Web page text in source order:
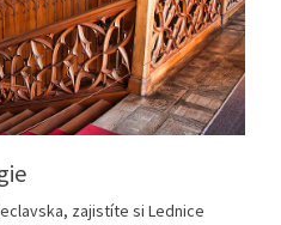
zajistíte si Lednice